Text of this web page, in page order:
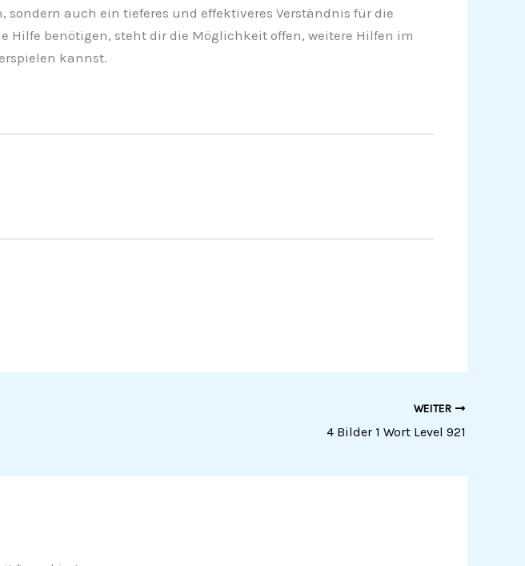
auch ein tieferes und effektiveres Verständnis für die
benötigen, steht dir die Möglichkeit offen, weitere Hilfen im
kannst.
WEITER
4 Bilder 1 Wort Level 921